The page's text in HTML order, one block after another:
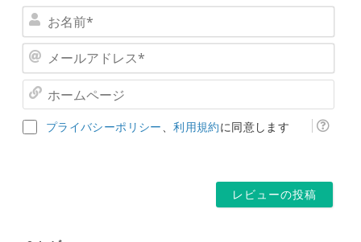
名
*
メ
ー
ア
ー
プライバシーポリシー、利用規約に同意します